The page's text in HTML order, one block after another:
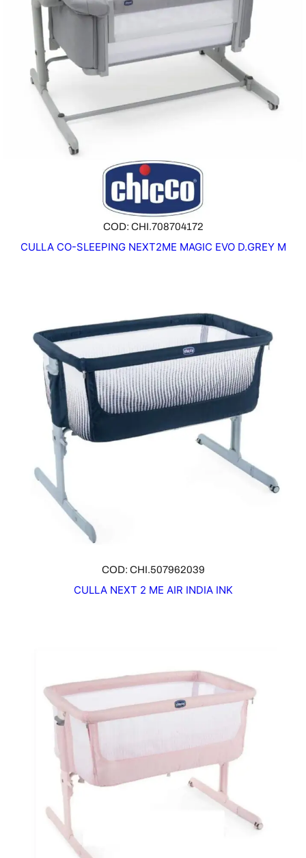
COD: CHI.708704172
CULLA CO-SLEEPING NEXT2ME MAGIC EVO D.GREY M
COD: CHI.507962039
CULLA NEXT 2 ME AIR INDIA INK